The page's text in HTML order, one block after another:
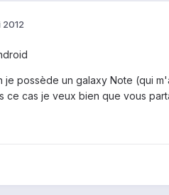
2012
je possède un galaxy Note (qui
ce cas je veux bien que vous